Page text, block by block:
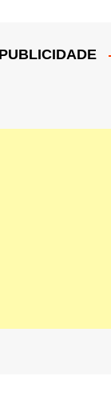
PUBLICIDADE